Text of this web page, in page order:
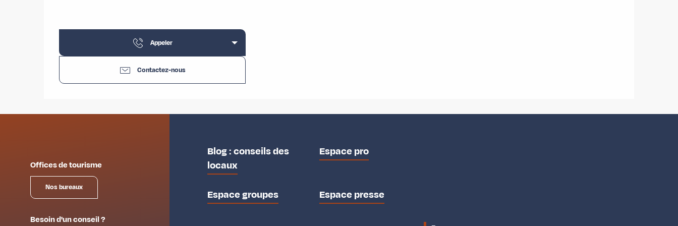
Appeler
Contactez-nous
Offices de tourisme
Nos bureaux
Besoin d'un conseil ?
Blog : conseils des
locaux
Espace pro
Espace groupes Espace presse